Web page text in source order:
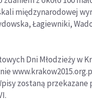
międzynarodowej
Łagiewniki,
Dni Młodzieży w
zostaną przekazane